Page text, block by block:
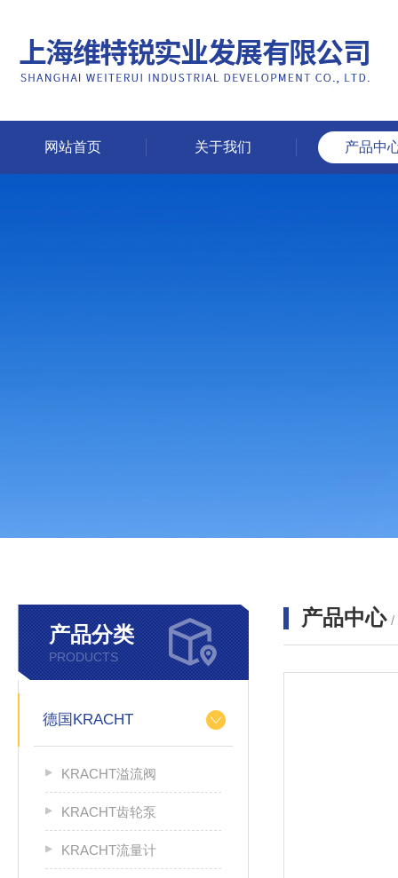
网站首页 关于我们 产品中
产品分类
PRODUCTS
德国KRACHT
KRACHT溢流阀
KRACHT齿轮泵
KRACHT流量计
产品中心 /